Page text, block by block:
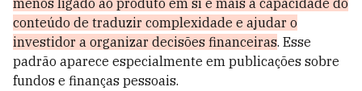
menos ligado ao produto em si e mais à capacidade do
conteúdo de traduzir complexidade e ajudar o
investidor a organizar decisões financeiras. Esse
padrão aparece especialmente em publicações sobre
fundos e finanças pessoais.